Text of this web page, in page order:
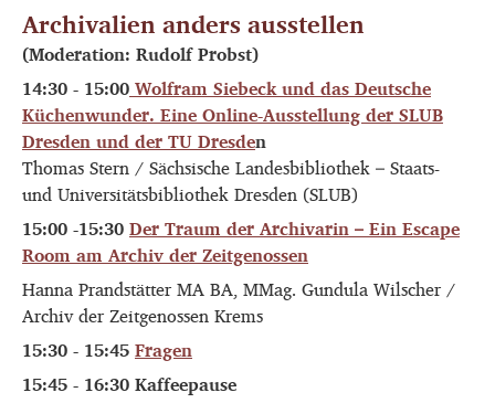
Archivalien anders ausstellen
(Moderation: Rudolf Probst)
14:30 - 15:00Wolfram Siebeck und das Deutsche
Küchenwunder. Eine Online-Ausstellung der SLUB
Dresden und der TU Dresden
Thomas Stern / Sächsische Landesbibliothek – Staats-
und Universitätsbibliothek Dresden (SLUB)
15:00 -15:30Der Traum der Archivarin – Ein Escape
Room am Archiv der Zeitgenossen
Hanna Prandstätter MA BA, MMag. Gundula Wilscher /
Archiv der Zeitgenossen Krems
15:30 - 15:45Fragen
15:45 - 16:30 Kaffeepause